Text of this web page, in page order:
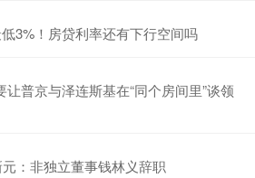
3%！房贷利率还有下行空间吗
普京与泽连斯基在“同个房间里”谈领
：非独立董事钱林义辞职